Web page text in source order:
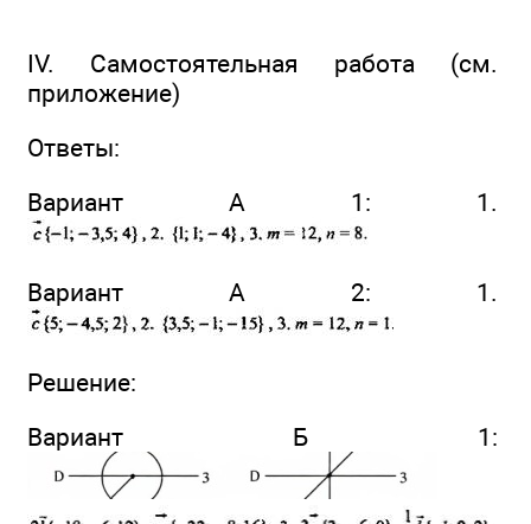
IV. Самостоятельная работа (см.
приложение)
Ответы:
Вариант А 1: 1.
Вариант А 2: 1.
Решение:
Вариант Б 1: